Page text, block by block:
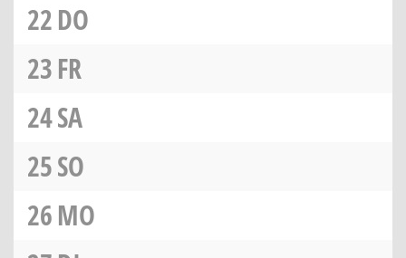
22DO
23FR
24SA
25SO
26MO